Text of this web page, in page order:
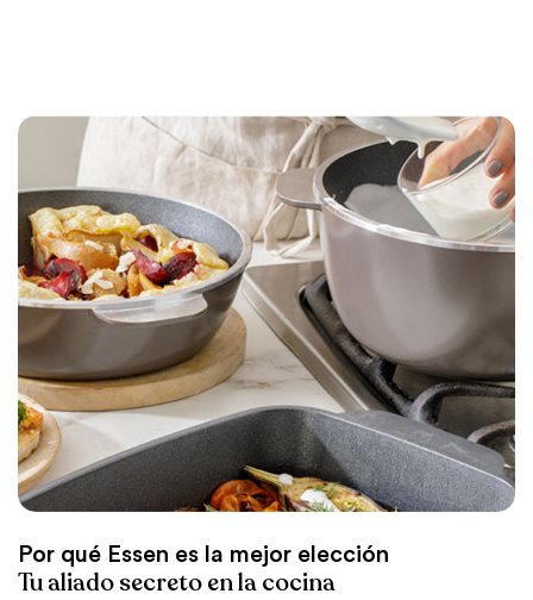
Por qué Essen es la mejor elección
Tu aliado secreto en la cocina